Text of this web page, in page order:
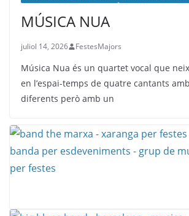
MÚSICA NUA
juliol 14, 2026 FestesMajors
Música Nua és un quartet vocal que
en l’espai-temps de quatre cantants
diferents però amb un